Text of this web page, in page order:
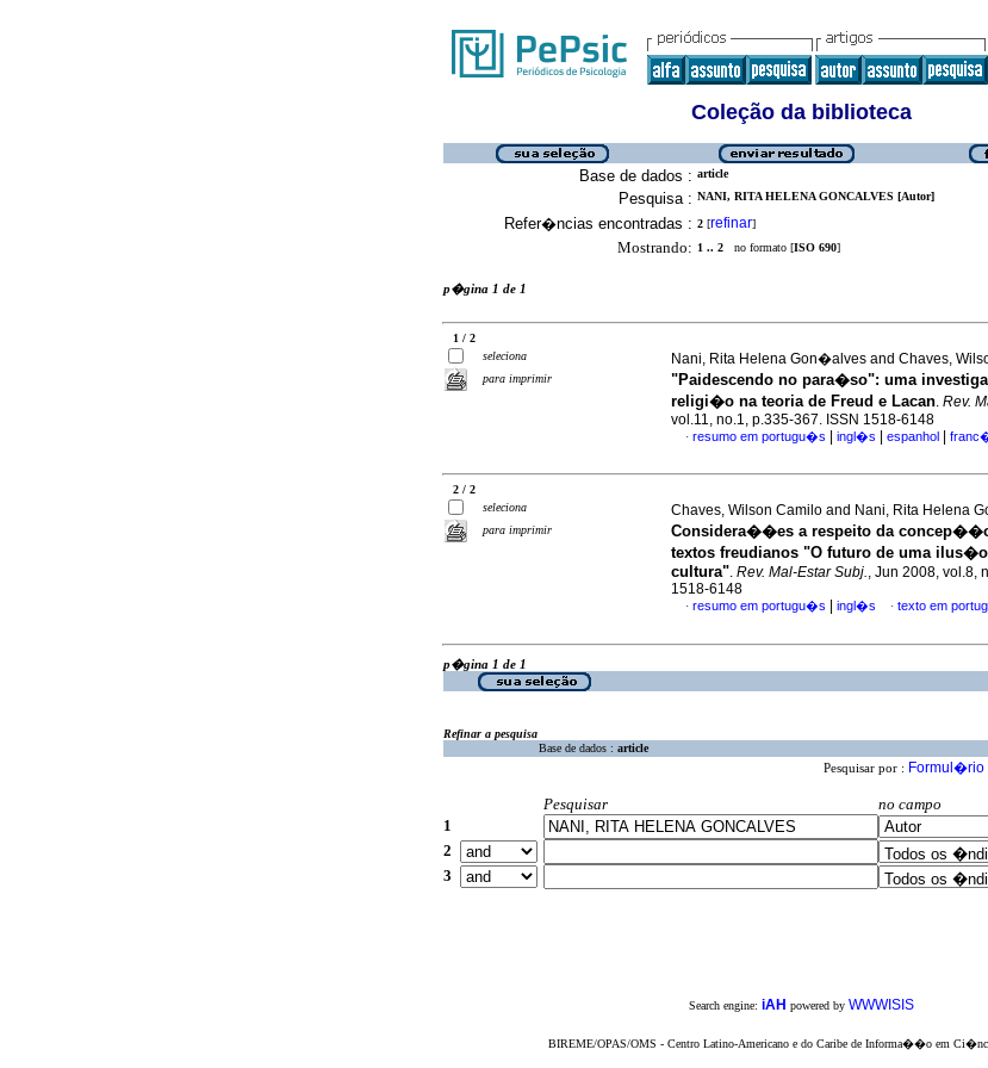
Coleção da biblioteca
Base de dados : article
Pesquisa : NANI, RITA HELENA GONCALVES [Autor]
Refer�ncias encontradas : 2 [refinar]
Mostrando: 1 .. 2 no formato [ISO 690]
p�gina 1 de 1
1 / 2
seleciona
para imprimir
Nani, Rita Helena Gon�alves and Chaves,
"Paidescendo no para�so": uma
religi�o na teoria de Freud e Lacan. Rev.
vol.11, no.1, p.335-367. ISSN 1518-6148
· resumo em portugu�s ingl�s espanhol
2 / 2
seleciona
para imprimir
Chaves, Wilson Camilo and Nani, Rita Helena
Considera��es a respeito da
textos freudianos "O futuro de uma
cultura". Rev. Mal-Estar Subj., Jun 2008, vol.8,
1518-6148
· resumo em portugu�s ingl�s · texto em
p�gina 1 de 1
Refinar a pesquisa
Base de dados : article
Pesquisar por : Formul�rio
Pesquisar
no campo
1
2
3
Search engine: iAH powered by WWWISIS
BIREME/OPAS/OMS - Centro Latino-Americano e do Caribe de Informa��o em